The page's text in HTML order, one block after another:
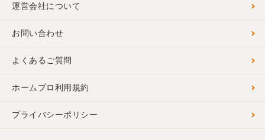
運営会社について
お問い合わせ
よくあるご質問
ホームプロ利用規約
プライバシーポリシー